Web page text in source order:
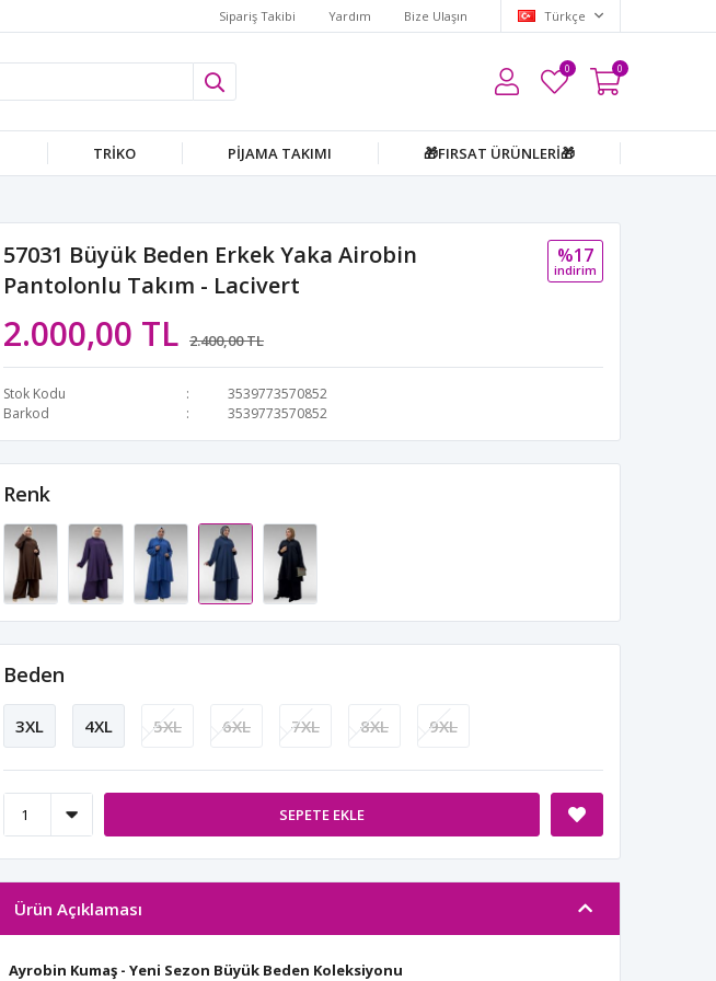
Sipariş Takibi Yardım Bize Ulaşın Türkçe
0 0
TRİKO PİJAMA TAKIMI 🎁FIRSAT ÜRÜNLERİ🎁
57031 Büyük Beden Erkek Yaka Airobin
Pantolonlu Takım - Lacivert
2.000,00 TL 2.400,00 TL
%17
i̇ndi̇ri̇m
Stok Kodu
3539773570852
Barkod
3539773570852
Renk
Beden
3XL 4XL 5XL 6XL 7XL 8XL 9XL
SEPETE EKLE
Ürün Açıklaması
Ayrobin Kumaş - Yeni Sezon Büyük Beden Koleksiyonu